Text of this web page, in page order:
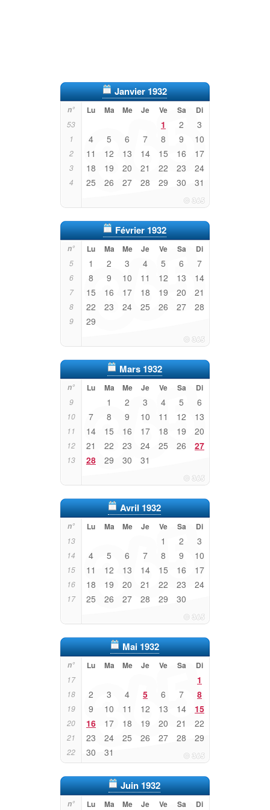
Janvier 1932
n° Lu Ma Me Je Ve Sa Di
53 1 2 3
1 4 5 6 7 8 9 10
2 11 12 13 14 15 16 17
3 18 19 20 21 22 23 24
4 25 26 27 28 29 30 31
Février 1932
n° Lu Ma Me Je Ve Sa Di
5 1 2 3 4 5 6 7
6 8 9 10 11 12 13 14
7 15 16 17 18 19 20 21
8 22 23 24 25 26 27 28
9 29
Mars 1932
n° Lu Ma Me Je Ve Sa Di
9 1 2 3 4 5 6
10 7 8 9 10 11 12 13
11 14 15 16 17 18 19 20
12 21 22 23 24 25 26 27
13 28 29 30 31
Avril 1932
n° Lu Ma Me Je Ve Sa Di
13 1 2 3
14 4 5 6 7 8 9 10
15 11 12 13 14 15 16 17
16 18 19 20 21 22 23 24
17 25 26 27 28 29 30
Mai 1932
n° Lu Ma Me Je Ve Sa Di
17 1
18 2 3 4 5 6 7 8
19 9 10 11 12 13 14 15
20 16 17 18 19 20 21 22
21 23 24 25 26 27 28 29
22 30 31
Juin 1932
n° Lu Ma Me Je Ve Sa Di